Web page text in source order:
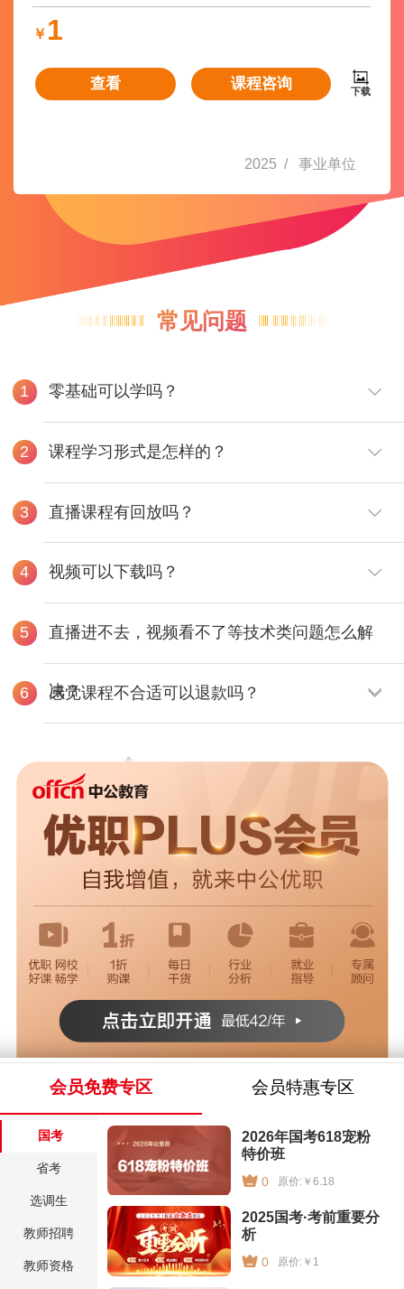
￥ 1
查看 课程咨询 下载
2025 / 事业单位
常见问题
1 零基础可以学吗？
2 课程学习形式是怎样的？
3 直播课程有回放吗？
4 视频可以下载吗？
5 直播进不去，视频看不了等技术类问题怎么解
决？
6 感觉课程不合适可以退款吗？
会员免费专区 会员特惠专区
国考
省考
选调生
教师招聘
教师资格
2026年国考618宠粉
特价班
0 原价:￥6.18
2025国考·考前重要分
析
0 原价:￥1